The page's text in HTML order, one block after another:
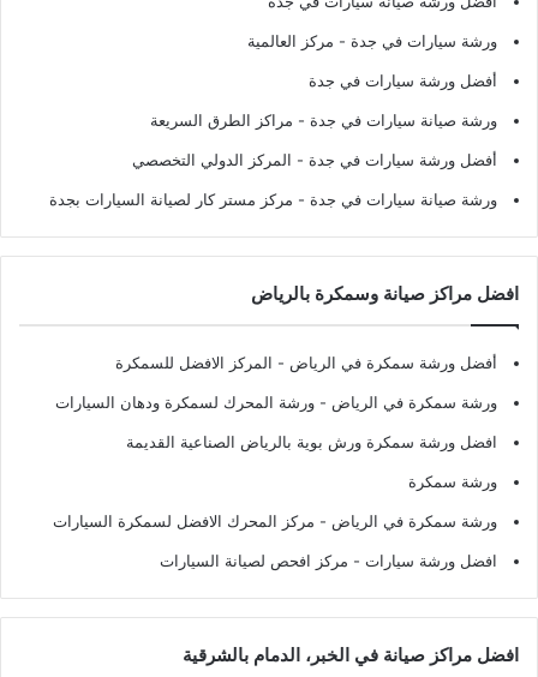
ورشة سيارات في جدة - مركز العالمية
أفضل ورشة سيارات في جدة
ورشة صيانة سيارات في جدة - مراكز الطرق السريعة
أفضل ورشة سيارات في جدة - المركز الدولي التخصصي
ورشة صيانة سيارات في جدة - مركز مستر كار لصيانة السيارات بجدة
افضل مراكز صيانة وسمكرة بالرياض
أفضل ورشة سمكرة في الرياض - المركز الافضل للسمكرة
ورشة سمكرة في الرياض - ورشة المحرك لسمكرة ودهان السيارات
افضل ورشة سمكرة ورش بوية بالرياض الصناعية القديمة
ورشة سمكرة
ورشة سمكرة في الرياض - مركز المحرك الافضل لسمكرة السيارات
افضل ورشة سيارات - مركز افحص لصيانة السيارات
افضل مراكز صيانة في الخبر، الدمام بالشرقية